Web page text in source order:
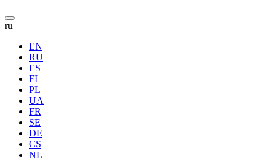
ru
EN
RU
ES
FI
PL
UA
FR
SE
DE
CS
NL